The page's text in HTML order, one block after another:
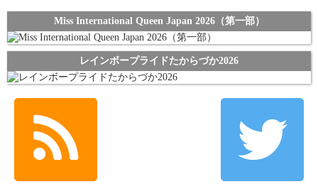
Miss International Queen Japan 2026（第一部）
レインボープライドたからづか2026